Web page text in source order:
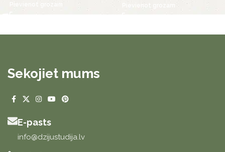
Pievienot grozam Pievienot grozam
Sekojiet mums
E-pasts
info@dzijustudija.lv